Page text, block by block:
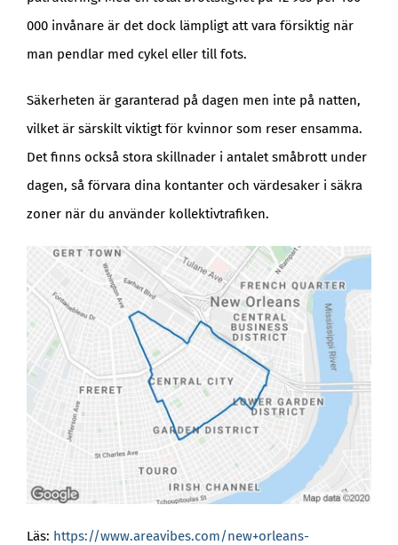
000 invånare är det dock lämpligt att vara försiktig när
man pendlar med cykel eller till fots.
Säkerheten är garanterad på dagen men inte på natten,
vilket är särskilt viktigt för kvinnor som reser ensamma.
Det finns också stora skillnader i antalet småbrott under
dagen, så förvara dina kontanter och värdesaker i säkra
zoner när du använder kollektivtrafiken.
Läs: https://www.areavibes.com/new+orleans-